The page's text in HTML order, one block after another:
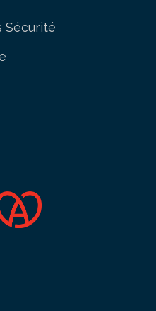
Sécurité